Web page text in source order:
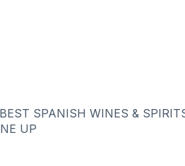
SPANISH WINES &
UP